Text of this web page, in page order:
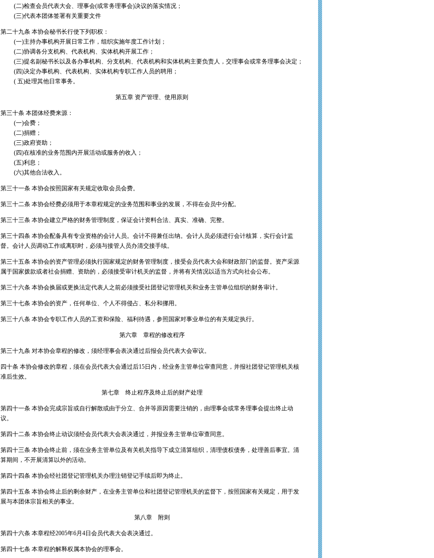
(二)检查会员代表大会、理事会(或常务理事会)决议的落实情况；
(三)代表本团体签署有关重要文件
第二十九条 本协会秘书长行使下列职权：
(一)主持办事机构开展日常工作，组织实施年度工作计划；
(二)协调各分支机构、代表机构、实体机构开展工作；
(三)提名副秘书长以及各办事机构、分支机构、代表机构和实体机构主要负责人，交理事会或常务理事会决定；
(四)决定办事机构、代表机构、实体机构专职工作人员的聘用；
( 五)处理其他日常事务。
第五章 资产管理、使用原则
第三十条 本团体经费来源：
(一)会费；
(二)捐赠；
(三)政府资助；
(四)在核准的业务范围内开展活动或服务的收入；
(五)利息；
(六)其他合法收入。
第三十一条 本协会按照国家有关规定收取会员会费。
第三十二条 本协会经费必须用于本章程规定的业务范围和事业的发展，不得在会员中分配。
第三十三条 本协会建立严格的财务管理制度，保证会计资料合法、真实、准确、完整。
第三十四条 本协会配备具有专业资格的会计人员。会计不得兼任出纳。会计人员必须进行会计核算，实行会计监
督。会计人员调动工作或离职时，必须与接管人员办清交接手续。
第三十五条 本协会的资产管理必须执行国家规定的财务管理制度，接受会员代表大会和财政部门的监督。资产采源
属于国家拨款或者社会捐赠、资助的，必须接受审计机关的监督，并将有关情况以适当方式向社会公布。
第三十六条 本协会换届或更换法定代表人之前必须接受社团登记管理机关和业务主管单位组织的财务审计。
第三十七条 本协会的资产，任何单位、个人不得侵占、私分和挪用。
第三十八条 本协会专职工作人员的工资和保险、福利待遇，参照国家对事业单位的有关规定执行。
第六章 章程的修改程序
第三十九条 对本协会章程的修改，须经理事会表决通过后报会员代表大会审议。
四十条 本协会修改的章程，须在会员代表大会通过后15日内，经业务主管单位审查同意，并报社团登记管理机关核
准后生效。
第七章 终止程序及终止后的财产处理
第四十一条 本协会完成宗旨或自行解散或由于分立、合并等原因需要注销的，由理事会或常务理事会提出终止动
议。
第四十二条 本协会终止动议须经会员代表大会表决通过，并报业务主管单位审查同意。
第四十三条 本协会终止前，须在业务主管单位及有关机关指导下成立清算组织，清理债权债务，处理善后事宜。清
算期间，不开展清算以外的活动。
第四十四条 本协会经社团登记管理机关办理注销登记手续后即为终止。
第四十五条 本协会终止后的剩余财产，在业务主管单位和社团登记管理机关的监督下，按照国家有关规定，用于发
展与本团体宗旨相关的事业。
第八章 附则
第四十六条 本章程经2005年6月4日会员代表大会表决通过。
第四十七条 本章程的解释权属本协会的理事会。